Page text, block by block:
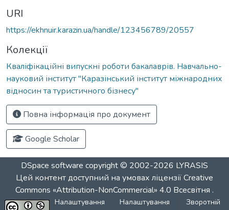
URI
https://ekhnuir.karazin.ua/handle/123456789/20557
Колекції
Кваліфікаційні випускні роботи бакалаврів. Навчально-
науковий інститут "Каразінський інститут міжнародних
відносин та туристичного бізнесу"
Повна інформація про документ
Google Scholar
DSpace software copyright © 2002-2026 LYRASIS
Цей контент доступний на умовах ліцензіїCreative
Commons «Attribution-NonCommercial» 4.0 Всесвітня .
Налаштування
Налаштування
Зворотній